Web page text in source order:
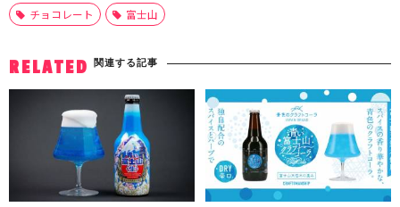
チョコレート 富士山
RELATED 関連する記事